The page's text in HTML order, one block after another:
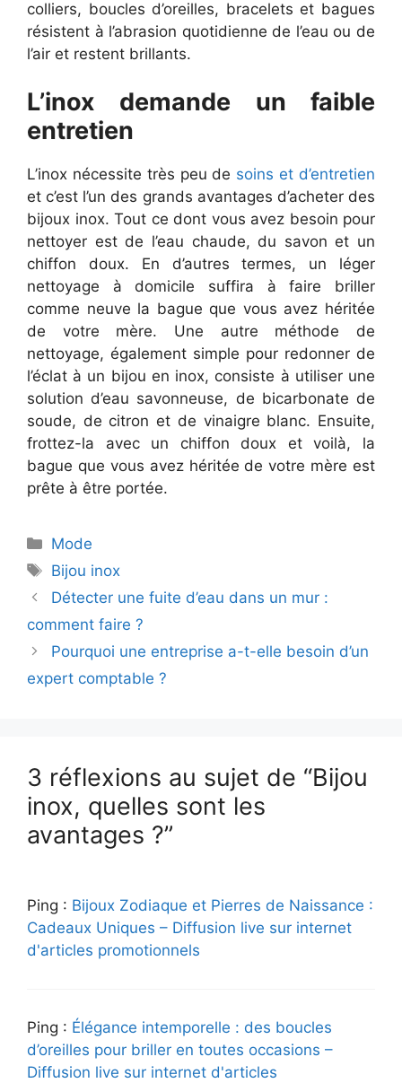
colliers, boucles d’oreilles, bracelets et bagues
résistent à l’abrasion quotidienne de l’eau ou de
l’air et restent brillants.
L’inox demande un faible
entretien
L’inox nécessite très peu de soins et d’entretien
et c’est l’un des grands avantages d’acheter des
bijoux inox. Tout ce dont vous avez besoin pour
nettoyer est de l’eau chaude, du savon et un
chiffon doux. En d’autres termes, un léger
nettoyage à domicile suffira à faire briller
comme neuve la bague que vous avez héritée
de votre mère. Une autre méthode de
nettoyage, également simple pour redonner de
l’éclat à un bijou en inox, consiste à utiliser une
solution d’eau savonneuse, de bicarbonate de
soude, de citron et de vinaigre blanc. Ensuite,
frottez-la avec un chiffon doux et voilà, la
bague que vous avez héritée de votre mère est
prête à être portée.
Catégories
Mode
Étiquettes
Bijou inox
Détecter une fuite d’eau dans un mur :
comment faire ?
Pourquoi une entreprise a-t-elle besoin d’un
expert comptable ?
3 réflexions au sujet de “Bijou
inox, quelles sont les
avantages ?”
Ping : Bijoux Zodiaque et Pierres de Naissance :
Cadeaux Uniques – Diffusion live sur internet
d'articles promotionnels
Ping : Élégance intemporelle : des boucles
d’oreilles pour briller en toutes occasions –
Diffusion live sur internet d'articles